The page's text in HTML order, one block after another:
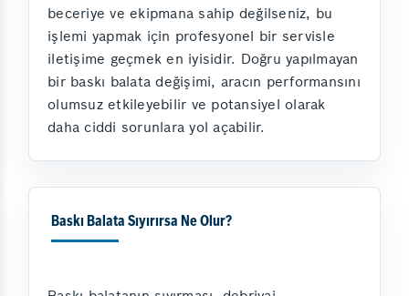
beceriye ve ekipmana sahip değilseniz, bu
işlemi yapmak için profesyonel bir servisle
iletişime geçmek en iyisidir. Doğru yapılmayan
bir baskı balata değişimi, aracın performansını
olumsuz etkileyebilir ve potansiyel olarak
daha ciddi sorunlara yol açabilir.
Baskı Balata Sıyırırsa Ne Olur?